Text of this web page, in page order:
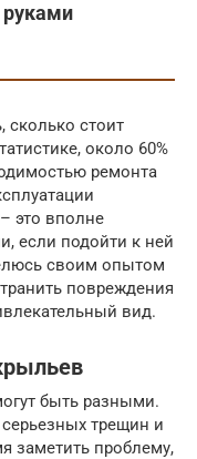
сколько стоит
около 60%
ремонта
это вполне
если подойти к ней
своим опытом
повреждения
вид.
быть разными.
трещин и
заметить проблему,